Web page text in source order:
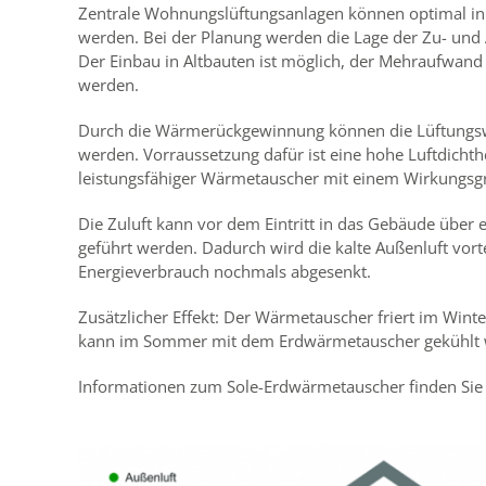
Zentrale Wohnungslüftungsanlagen können optimal
werden. Bei der Planung werden die Lage der Zu-
Der Einbau in Altbauten ist möglich, der
werden.
Durch die Wärmerückgewinnung können die
werden. Vorraussetzung dafür ist eine hohe
leistungsfähiger Wärmetauscher mit einem
Die Zuluft kann vor dem Eintritt in das Gebäude über
geführt werden. Dadurch wird die kalte Außenluft
Energieverbrauch nochmals abgesenkt.
Zusätzlicher Effekt: Der Wärmetauscher friert im
kann im Sommer mit dem Erdwärmetauscher gekühlt
Informationen zum Sole-Erdwärmetauscher finden Sie